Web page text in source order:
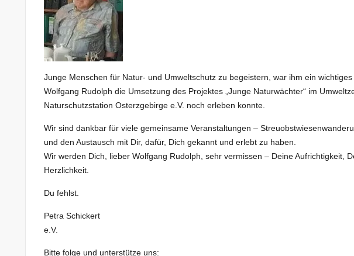
Junge Menschen für Natur- und Umweltschutz zu begeistern, war ihm ein
Wolfgang Rudolph die Umsetzung des Projektes „Junge Naturwächter“ im
Naturschutzstation Osterzgebirge e.V. noch erleben konnte.
Wir sind dankbar für viele gemeinsame Veranstaltungen –
und den Austausch mit Dir, dafür, Dich gekannt und erlebt zu haben.
Wir werden Dich, lieber Wolfgang Rudolph, sehr vermissen – Deine Aufrichtigkeit,
Herzlichkeit.
Du fehlst.
Petra Schickert Vorstand
e.V.
Bitte folge und unterstütze uns: